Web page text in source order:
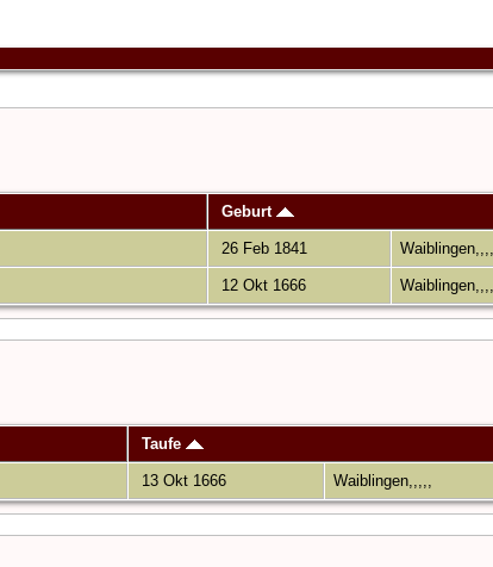
Geburt
26 Feb 1841
12 Okt 1666
Taufe
13 Okt 1666 Waiblingen,,,,,